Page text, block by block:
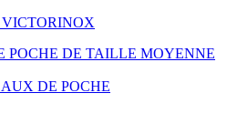
POCHE DE TAILLE MOYENNE
DE POCHE